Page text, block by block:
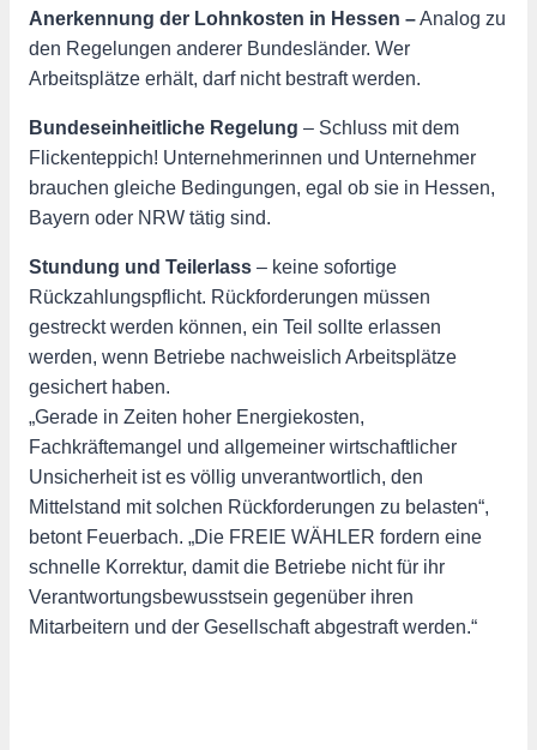
Anerkennung der Lohnkosten in Hessen –Analog zu
den Regelungen anderer Bundesländer. Wer
Arbeitsplätze erhält, darf nicht bestraft werden.
Bundeseinheitliche Regelung – Schluss mit dem
Flickenteppich! Unternehmerinnen und Unternehmer
brauchen gleiche Bedingungen, egal ob sie in Hessen,
Bayern oder NRW tätig sind.
Stundung und Teilerlass – keine sofortige
Rückzahlungspflicht. Rückforderungen müssen
gestreckt werden können, ein Teil sollte erlassen
werden, wenn Betriebe nachweislich Arbeitsplätze
gesichert haben.
„Gerade in Zeiten hoher Energiekosten,
Fachkräftemangel und allgemeiner wirtschaftlicher
Unsicherheit ist es völlig unverantwortlich, den
Mittelstand mit solchen Rückforderungen zu belasten“,
betont Feuerbach. „Die FREIE WÄHLER fordern eine
schnelle Korrektur, damit die Betriebe nicht für ihr
Verantwortungsbewusstsein gegenüber ihren
Mitarbeitern und der Gesellschaft abgestraft werden.“